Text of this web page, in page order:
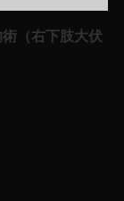
（右下肢大伏